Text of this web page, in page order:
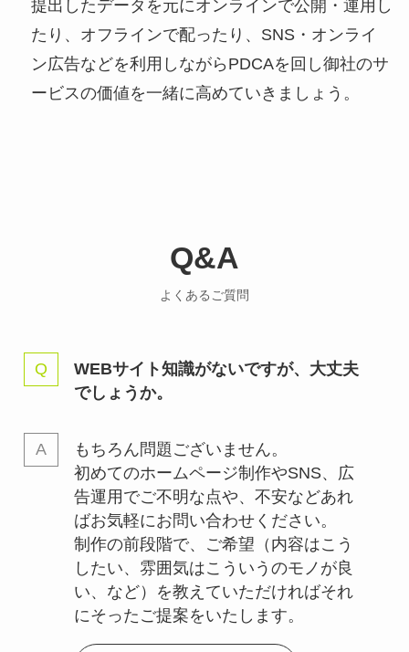
提出したデータを元にオンラインで公開・運用し
たり、オフラインで配ったり、SNS・オンライ
ン広告などを利用しながらPDCAを回し御社のサ
ービスの価値を一緒に高めていきましょう。
Q&A
よくあるご質問
WEBサイト知識がないですが、大丈夫
でしょうか。
もちろん問題ございません。
初めてのホームページ制作やSNS、広
告運用でご不明な点や、不安などあれ
ばお気軽にお問い合わせください。
制作の前段階で、ご希望（内容はこう
したい、雰囲気はこういうのモノが良
い、など）を教えていただければそれ
にそったご提案をいたします。